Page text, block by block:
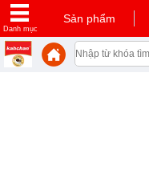
Danh mục
Sản phẩm